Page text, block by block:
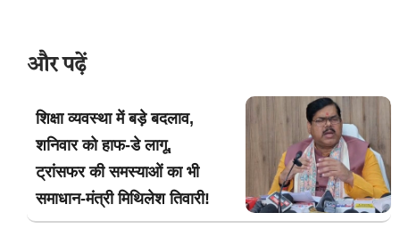
और पढ़ें
शिक्षा व्यवस्था में बड़े बदलाव,
शनिवार को हाफ-डे लागू,
ट्रांसफर की समस्याओं का भी
समाधान-मंत्री मिथिलेश तिवारी!